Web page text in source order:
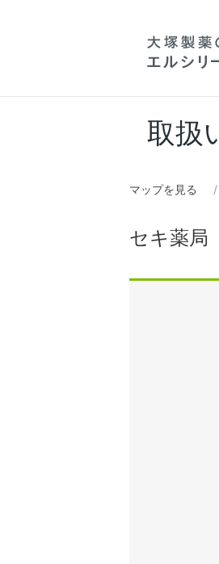
取扱
マップを見る
セキ薬